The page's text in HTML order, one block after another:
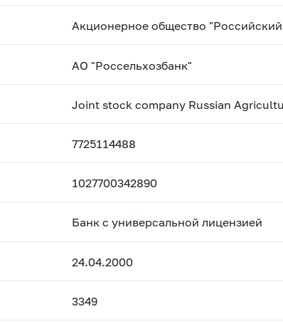
Акционерное общество
АО "Россельхозбанк"
Joint stock company Russian
7725114488
1027700342890
Банк с универсальной лицензией
24.04.2000
3349